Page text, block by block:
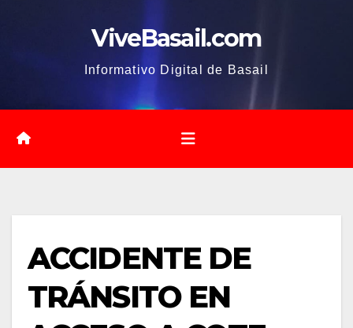
ViveBasail.com
Informativo Digital de Basail
ACCIDENTE DE
TRÁNSITO EN